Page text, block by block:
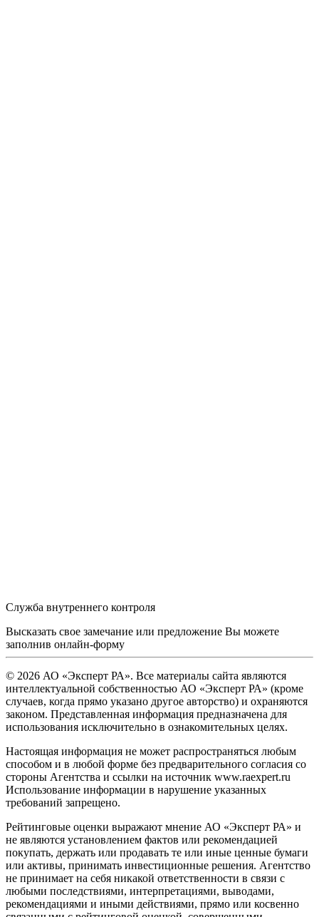
Служба внутреннего контроля
Высказать свое замечание или предложение Вы можете
заполнив онлайн-форму
© 2026 АО «Эксперт РА». Все материалы сайта являются
интеллектуальной собственностью АО «Эксперт РА» (кроме
случаев, когда прямо указано другое авторство) и охраняются
законом. Представленная информация предназначена для
использования исключительно в ознакомительных целях.
Настоящая информация не может распространяться любым
способом и в любой форме без предварительного согласия со
стороны Агентства и ссылки на источник www.raexpert.ru
Использование информации в нарушение указанных
требований запрещено.
Рейтинговые оценки выражают мнение АО «Эксперт РА» и
не являются установлением фактов или рекомендацией
покупать, держать или продавать те или иные ценные бумаги
или активы, принимать инвестиционные решения. Агентство
не принимает на себя никакой ответственности в связи с
любыми последствиями, интерпретациями, выводами,
рекомендациями и иными действиями, прямо или косвенно